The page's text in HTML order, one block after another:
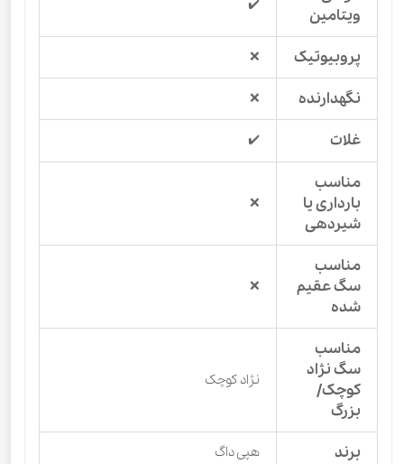
ویتامین
✔️
پروبیوتیک ❌
نگهدارنده ❌
غلات ✔️
مناسب
بارداری یا
شیردهی
❌
مناسب
سگ عقیم
شده
❌
مناسب
سگ نژاد
کوچک/
بزرگ
نژاد کوچک
برند هپی داگ